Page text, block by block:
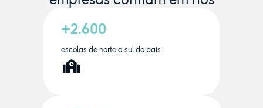
+2.600
escolas de norte a sul do país